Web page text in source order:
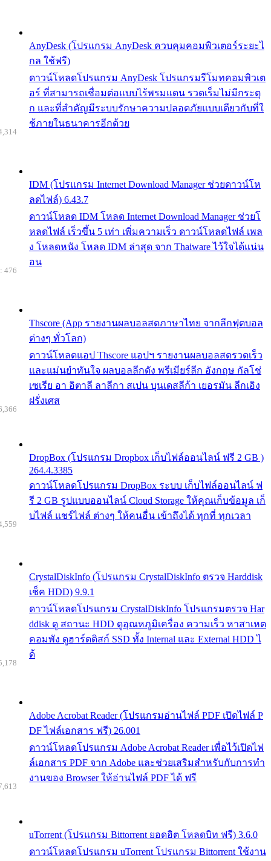
AnyDesk (โปรแกรม AnyDesk ควบคุมคอมพิวเตอร์ระยะไ
กล ใช้ฟรี)
ดาวน์โหลดโปรแกรม AnyDesk โปรแกรมรีโมทคอมพิวเต
อร์ ที่สามารถเชื่อมต่อแบบไร้พรมแดน รวดเร็มไม่มีกระตุ
ก และที่สำคัญมีระบบรักษาความปลอดภัยแบบเดียวกับที่ใ
ช้ภายในธนาคารอีกด้วย
IDM (โปรแกรม Internet Download Manager ช่วยดาวน์โห
ลดไฟล์) 6.43.7
ดาวน์โหลด IDM โหลด Internet Download Manager ช่วยโ
หลดไฟล์ เร็วขึ้น 5 เท่า เพิ่มความเร็ว ดาวน์โหลดไฟล์ เพล
ง โหลดหนัง โหลด IDM ล่าสุด จาก Thaiware ไว้ใจได้แน่น
อน
Thscore (App รายงานผลบอลสดภาษาไทย จากลีกฟุตบอล
ต่างๆ ทั่วโลก)
ดาวน์โหลดแอป Thscore แอปฯ รายงานผลบอลสดรวดเร็ว
และแม่นยำทันใจ ผลบอลลีกดัง พรีเมียร์ลีก อังกฤษ กัลโช่
เซเรีย อา อิตาลี ลาลีกา สเปน บุนเดสลีก้า เยอรมัน ลีกเอิง
ฝรั่งเศส
476
DropBox (โปรแกรม Dropbox เก็บไฟล์ออนไลน์ ฟรี 2 GB )
264.4.3385
ดาวน์โหลดโปรแกรม DropBox ระบบ เก็บไฟล์ออนไลน์ ฟ
รี 2 GB รูปแบบออนไลน์ Cloud Storage ให้คุณเก็บข้อมูล เก็
บไฟล์ แชร์ไฟล์ ต่างๆ ให้คนอื่น เข้าถึงได้ ทุกที่ ทุกเวลา
CrystalDiskInfo (โปรแกรม CrystalDiskInfo ตรวจ Harddisk
เช็ค HDD) 9.9.1
ดาวน์โหลดโปรแกรม CrystalDiskInfo โปรแกรมตรวจ Har
ddisk ดู สถานะ HDD ดูอุณหภูมิเครื่อง ความเร็ว หาสาเหต
คอมพัง ดูฮาร์ดดิสก์ SSD ทั้ง Internal และ External HDD ไ
ด้
Adobe Acrobat Reader (โปรแกรมอ่านไฟล์ PDF เปิดไฟล์ P
DF ไฟล์เอกสาร ฟรี) 26.001
ดาวน์โหลดโปรแกรม Adobe Acrobat Reader เพื่อไว้เปิดไฟ
ล์เอกสาร PDF จาก Adobe และช่วยเสริมสำหรับกับการทำ
งานของ Browser ให้อ่านไฟล์ PDF ได้ ฟรี
uTorrent (โปรแกรม Bittorrent ยอดฮิต โหลดบิท ฟรี) 3.6.0
ดาวน์โหลดโปรแกรม uTorrent โปรแกรม Bittorrent ใช้งาน